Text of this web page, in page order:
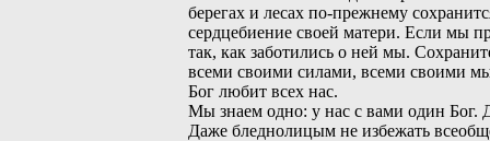
берегах и лесах по-прежнему
сердцебиение своей матери. Если мы
так, как заботились о ней мы.
всеми своими силами, всеми своими
Бог любит всех нас.
Мы знаем одно: у нас с вами один Бог.
Даже бледнолицым не избежать